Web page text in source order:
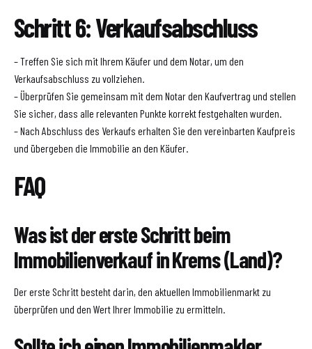
Schritt 6: Verkaufsabschluss
– Treffen Sie sich mit Ihrem Käufer und dem Notar, um den
Verkaufsabschluss zu vollziehen.
– Überprüfen Sie gemeinsam mit dem Notar den Kaufvertrag und stellen
Sie sicher, dass alle relevanten Punkte korrekt festgehalten wurden.
– Nach Abschluss des Verkaufs erhalten Sie den vereinbarten Kaufpreis
und übergeben die Immobilie an den Käufer.
FAQ
Was ist der erste Schritt beim
Immobilienverkauf in Krems (Land)?
Der erste Schritt besteht darin, den aktuellen Immobilienmarkt zu
überprüfen und den Wert Ihrer Immobilie zu ermitteln.